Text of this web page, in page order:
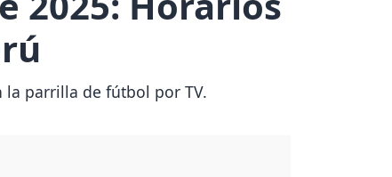
la parrilla de fútbol por TV.